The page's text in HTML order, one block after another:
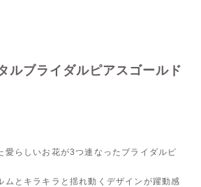
ルブライダルピアスゴールド
愛らしいお花が3つ連なったブライダルピ
ムとキラキラと揺れ動くデザインが躍動感